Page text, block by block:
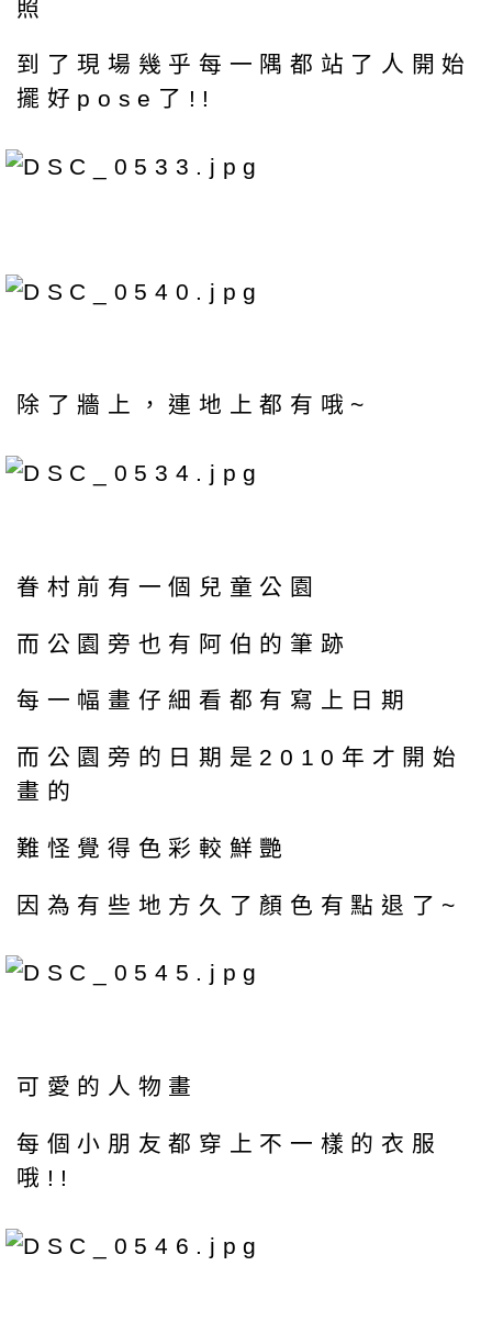
照
到了現場幾乎每一隅都站了人開始
擺好pose了!!
除了牆上，連地上都有哦~
眷村前有一個兒童公園
而公園旁也有阿伯的筆跡
每一幅畫仔細看都有寫上日期
而公園旁的日期是2010年才開始
畫的
難怪覺得色彩較鮮艷
因為有些地方久了顏色有點退了~
可愛的人物畫
每個小朋友都穿上不一樣的衣服
哦!!